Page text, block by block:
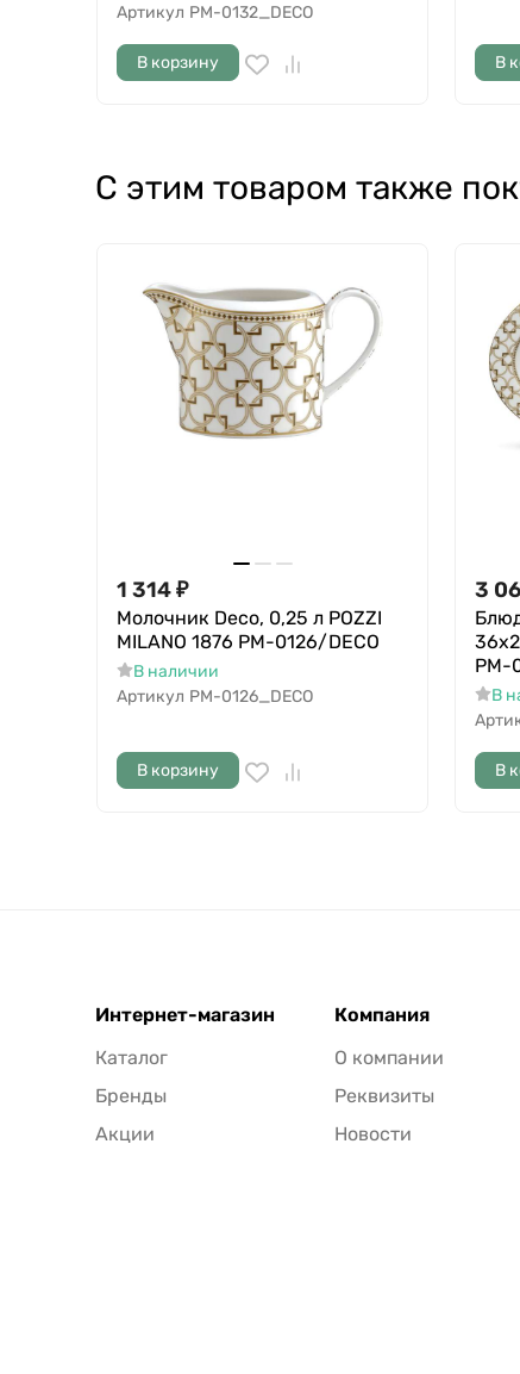
Артикул PM-0132_DECO
В корзину В
С этим товаром также
1 314₽
Молочник Deco, 0,25 л POZZI
MILANO 1876 PM-0126/DECO
В наличии
Артикул PM-0126_DECO
В корзину
3
PM-
В
В
Интернет-магазин
Каталог
Бренды
Акции
Компания
О компании
Реквизиты
Новости